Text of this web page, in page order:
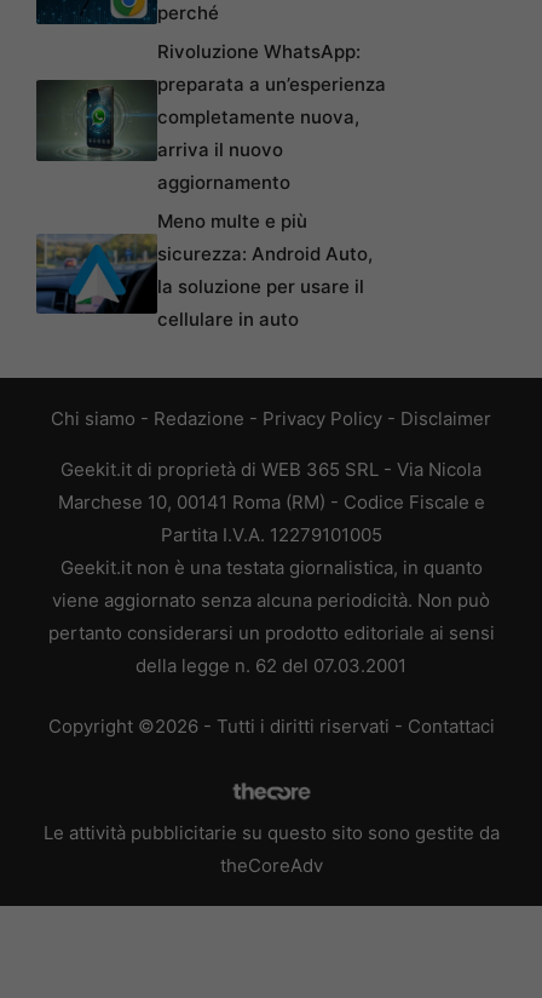
perché
Rivoluzione WhatsApp:
preparata a un’esperienza
completamente nuova,
arriva il nuovo
aggiornamento
Meno multe e più
sicurezza: Android Auto,
la soluzione per usare il
cellulare in auto
Chi siamo - Redazione - Privacy Policy - Disclaimer
Geekit.it di proprietà di WEB 365 SRL - Via Nicola
Marchese 10, 00141 Roma (RM) - Codice Fiscale e
Partita I.V.A. 12279101005
Geekit.it non è una testata giornalistica, in quanto
viene aggiornato senza alcuna periodicità. Non può
pertanto considerarsi un prodotto editoriale ai sensi
della legge n. 62 del 07.03.2001
Copyright ©2026 - Tutti i diritti riservati - Contattaci
Le attività pubblicitarie su questo sito sono gestite da
theCoreAdv